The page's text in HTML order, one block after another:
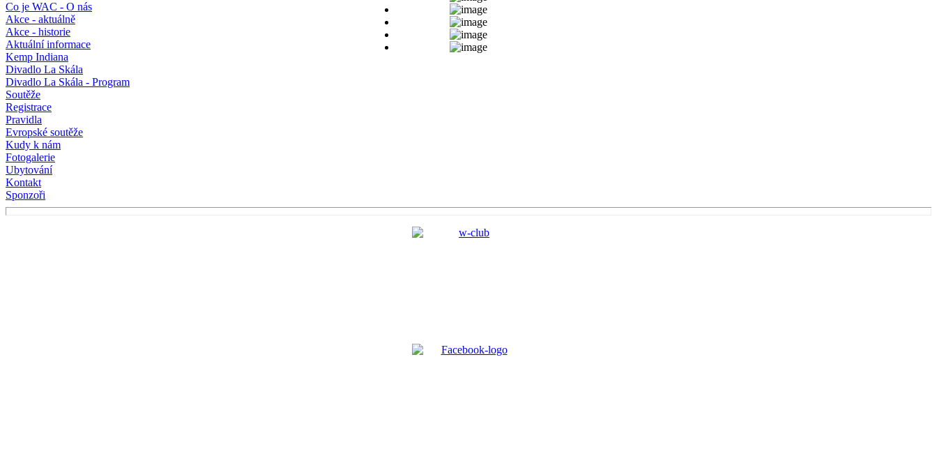
Co je WAC - O nás
Akce - aktuálně
Akce - historie
Aktuální informace
Kemp Indiana
Divadlo La Skála
Divadlo La Skála - Program
Soutěže
Registrace
Pravidla
Evropské soutěže
Kudy k nám
Fotogalerie
Ubytování
Kontakt
Sponzoři